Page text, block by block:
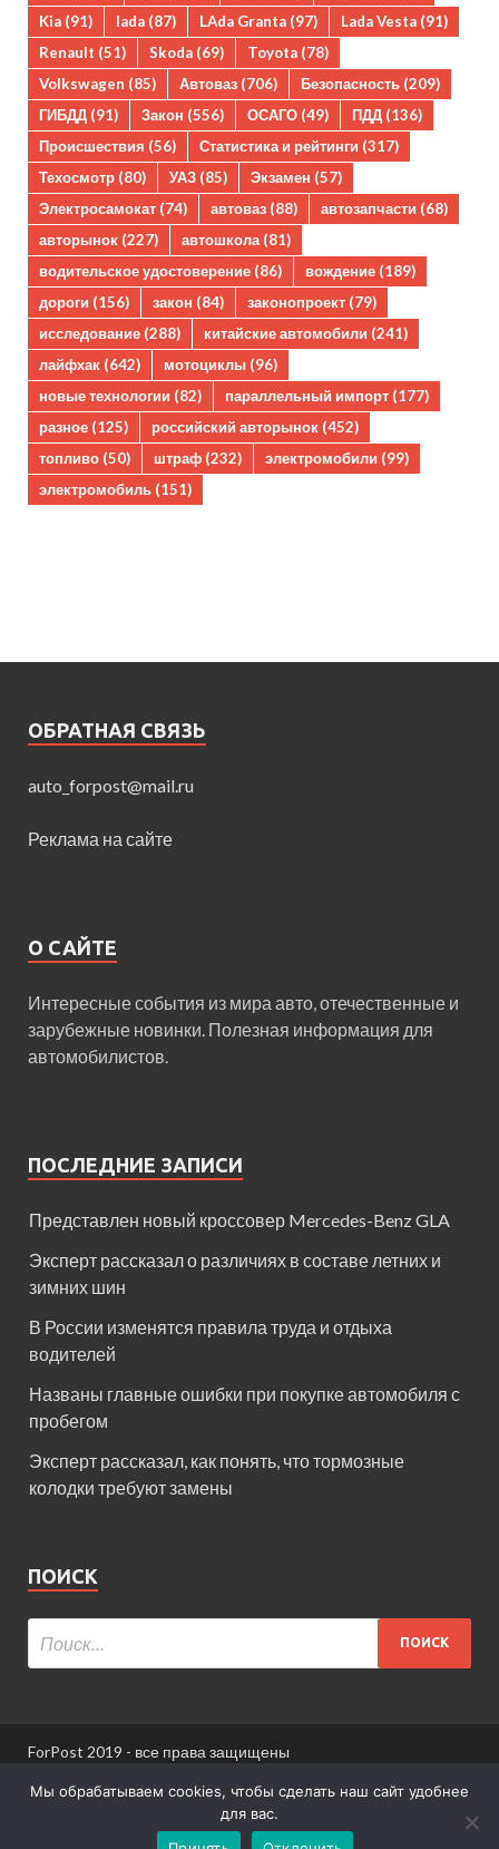
Kia (91) lada (87) LAda Granta (97) Lada Vesta (91)
Renault (51) Skoda (69) Toyota (78)
Volkswagen (85) Автоваз (706) Безопасность (209)
ГИБДД (91) Закон (556) ОСАГО (49) ПДД (136)
Происшествия (56) Статистика и рейтинги (317)
Техосмотр (80) УАЗ (85) Экзамен (57)
Электросамокат (74) автоваз (88) автозапчасти (68)
авторынок (227) автошкола (81)
водительское удостоверение (86) вождение (189)
дороги (156) закон (84) законопроект (79)
исследование (288) китайские автомобили (241)
лайфхак (642) мотоциклы (96)
новые технологии (82) параллельный импорт (177)
разное (125) российский авторынок (452)
топливо (50) штраф (232) электромобили (99)
электромобиль (151)
ОБРАТНАЯ СВЯЗЬ
auto_forpost@mail.ru
Реклама на сайте
О САЙТЕ
Интересные события из мира авто, отечественные и
зарубежные новинки. Полезная информация для
автомобилистов.
ПОСЛЕДНИЕ ЗАПИСИ
Представлен новый кроссовер Mercedes-Benz GLA
Эксперт рассказал о различиях в составе летних и
зимних шин
В России изменятся правила труда и отдыха
водителей
Названы главные ошибки при покупке автомобиля с
пробегом
Эксперт рассказал, как понять, что тормозные
колодки требуют замены
ПОИСК
ForPost 2019 - все права защищены
При использовании материалов сайта ссылка
Мы обрабатываем cookies, чтобы сделать наш сайт удобнее
для вас.